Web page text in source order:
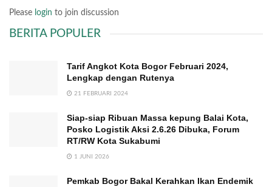
Please login to join discussion
BERITA POPULER
Tarif Angkot Kota Bogor Februari 2024,
Lengkap dengan Rutenya
21 FEBRUARI 2024
Siap-siap Ribuan Massa kepung Balai Kota,
Posko Logistik Aksi 2.6.26 Dibuka, Forum
RT/RW Kota Sukabumi
1 JUNI 2026
Pemkab Bogor Bakal Kerahkan Ikan Endemik